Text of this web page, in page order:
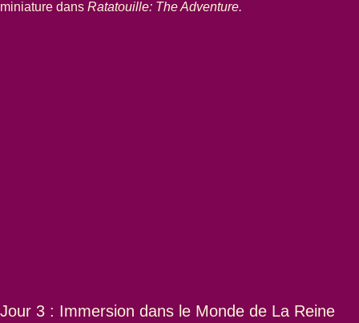
miniature dans Ratatouille: The Adventure.
Jour 3 : Immersion dans le Monde de La Reine